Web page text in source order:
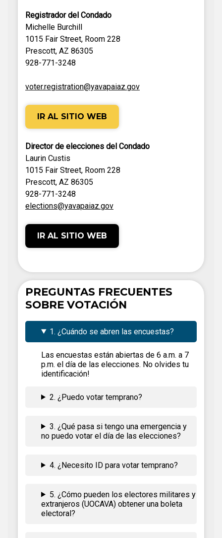
Registrador del Condado
Michelle Burchill
1015 Fair Street, Room 228
Prescott, AZ 86305
928-771-3248
voter.registration@yavapaiaz.gov
IR AL SITIO WEB
Director de elecciones del Condado
Laurin Custis
1015 Fair Street, Room 228
Prescott, AZ 86305
928-771-3248
elections@yavapaiaz.gov
IR AL SITIO WEB
PREGUNTAS FRECUENTES
SOBRE VOTACIÓN
1. ¿Cuándo se abren las encuestas?
Las encuestas están abiertas de 6 a.m. a 7
p.m. el día de las elecciones. No olvides tu
identificación!
2. ¿Puedo votar temprano?
3. ¿Qué pasa si tengo una emergencia y
no puedo votar el día de las elecciones?
4. ¿Necesito ID para votar temprano?
5. ¿Cómo pueden los electores militares y
extranjeros (UOCAVA) obtener una boleta
electoral?